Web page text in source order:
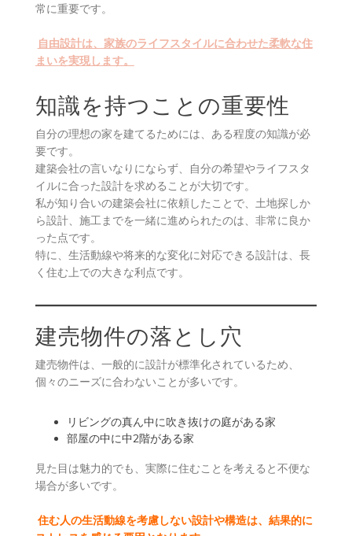
常に重要です。
自由設計は、家族のライフスタイルに合わせた柔軟な住
まいを実現します。
知識を持つことの重要性
自分の理想の家を建てるためには、ある程度の知識が必
要です。
建築会社の言いなりにならず、自分の希望やライフスタ
イルに合った設計を求めることが大切です。
私が知り合いの建築会社に依頼したことで、土地探しか
ら設計、施工までを一緒に進められたのは、非常に良か
った点です。
特に、生活動線や将来的な変化に対応できる設計は、長
く住む上での大きな利点です。
建売物件の落とし穴
建売物件は、一般的に設計が標準化されているため、
個々のニーズに合わないことが多いです。
リビングの真ん中に吹き抜けの庭がある家
部屋の中に中2階がある家
見た目は魅力的でも、実際に住むことを考えると不便な
場合が多いです。
住む人の生活動線を考慮しない設計や構造は、結果的に